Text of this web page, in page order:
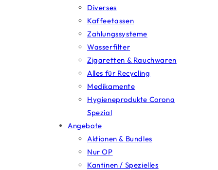
Diverses
Kaffeetassen
Zahlungssysteme
Wasserfilter
Zigaretten & Rauchwaren
Alles für Recycling
Medikamente
Hygieneprodukte Corona
Spezial
Angebote
Aktionen & Bundles
Nur OP
Kantinen / Spezielles